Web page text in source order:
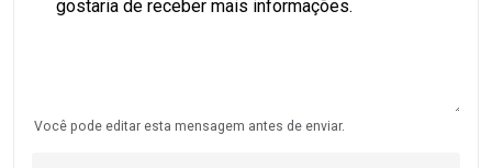
Você pode editar esta mensagem antes de enviar.